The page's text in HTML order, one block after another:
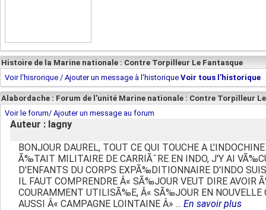
Histoire de la Marine nationale : Contre Torpilleur Le Fantasque
Voir l'hisrorique / Ajouter un message à l'historique Voir tous l'historique
Alabordache : Forum de l'unité Marine nationale : Contre Torpilleur
Voir le forum/ Ajouter un message au forum
Auteur : lagny
BONJOUR DAUREL, TOUT CE QUI TOUCHE A
Ã‰TAIT MILITAIRE DE CARRIÃˆRE EN INDO, J'Y AI
D'ENFANTS DU CORPS EXPÃ‰DITIONNAIRE D'INDO
IL FAUT COMPRENDRE Â« SÃ‰JOUR VEUT DIRE AVOIR
COURAMMENT UTILISÃ‰E, Â« SÃ‰JOUR EN NOUVELLE
AUSSI Â« CAMPAGNE LOINTAINE Â» ... En savoir plus